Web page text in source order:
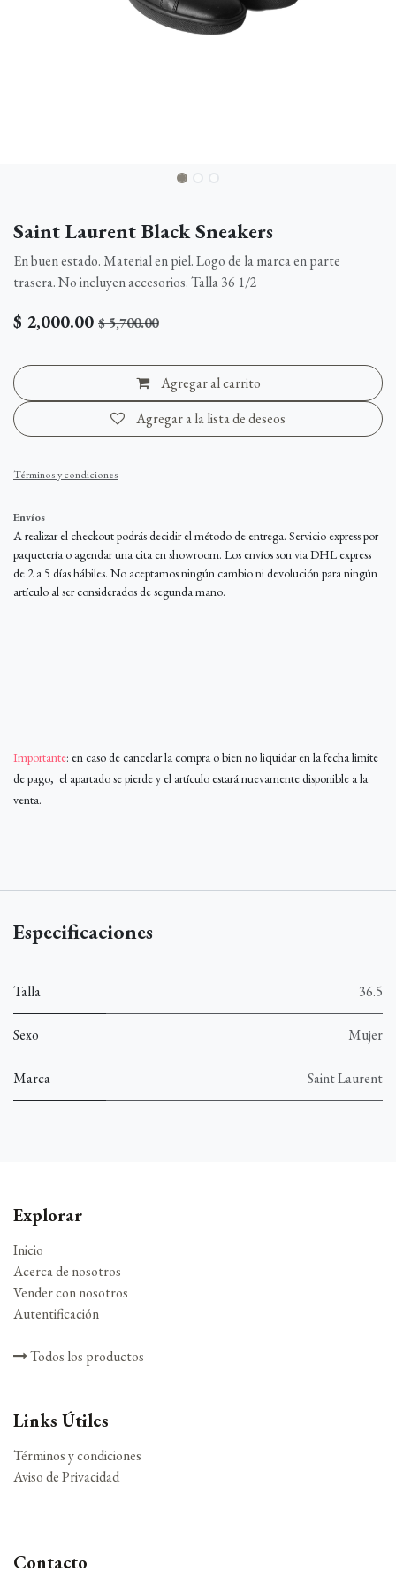
Saint Laurent Black Sneakers
En buen estado. Material en piel. Logo de la marca en parte
trasera. No incluyen accesorios. Talla 36 1/2
$ 2,000.00 $5,700.00
Agregar al carrito
Agregar a la lista de deseos
Términos y condiciones
Envíos
A realizar el checkout podrás decidir el método de entrega. Servicio express por
paquetería o agendar una cita en showroom. Los envíos son via DHL express
de 2 a 5 días hábiles. No aceptamos ningún cambio ni devolución para ningún
artículo al ser considerados de segunda mano.
Importante: en caso de cancelar la compra o bien no liquidar en la fecha limite
de pago, el apartado se pierde y el artículo estará nuevamente disponible a la
venta.
Especificaciones
Talla 36.5
Sexo Mujer
Marca Saint Laurent
Explorar
Inicio
Acerca de nosotros
Vender con nosotros
Autentificación
Todos los productos
Links Útiles
Términos y condiciones
Aviso de Privacidad
Contacto